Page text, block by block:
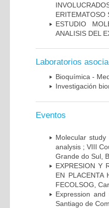
ERITEMATOSO
ESTUDIO
ANALISIS DEL
Laboratorios
Bioquímica -
Investigación
Eventos
Molecular
analysis ; VIII
Grande do Sul,
EXPRESION Y
EN
FECOLSOG,
Expression
Santiago de